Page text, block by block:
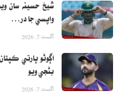
شيخ حسينه سان
واپسي جا در…
اگست 7, 2026
اڳوڻو ڀارتي
بڻجي ويو
اگست 7, 2026